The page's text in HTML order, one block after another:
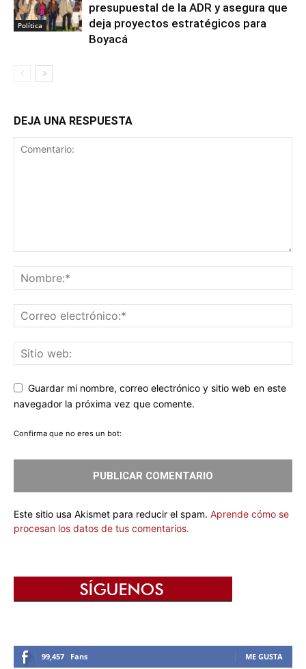
Política
presupuestal de la ADR y asegura que
deja proyectos estratégicos para
Boyacá
DEJA UNA RESPUESTA
Guardar mi nombre, correo electrónico y sitio web en este
navegador la próxima vez que comente.
Confirma que no eres un bot:
Este sitio usa Akismet para reducir el spam. Aprende cómo se
procesan los datos de tus comentarios.
99,457 Fans ME GUSTA